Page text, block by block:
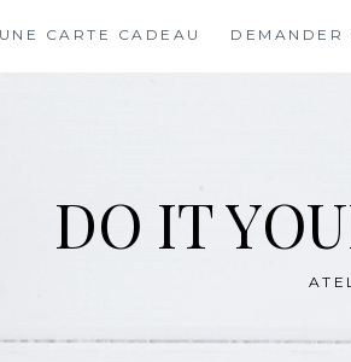
CARTE CADEAU DEMANDER
DO IT